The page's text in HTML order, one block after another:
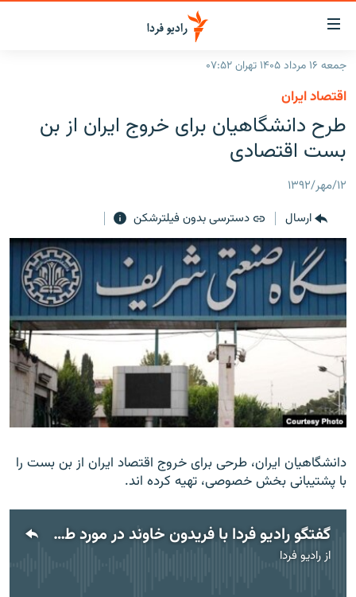
لینک‌های
قابلیت
دسترسی
بازگشت
منوی
اصلی
رفتن
صفحه
جستجو
ایران
جهان
برنامه‌های رادیویی
فرکانس‌ها
پادکست
چندرسانه‌ای
گزارش‌های تصویری
گزارش‌های ویدئویی
زنان فردا
English
به ما بپیوندید
جمعه ۱۶ مرداد ۱۴۰۵ تهران ۰۷:۵۲
اقتصاد ایران
طرح دانشگاهیان برای خروج ايران از بن
بست اقتصادی
۱۲/مهر/۱۳۹۲
ارسال
دسترسی بدون فیلترشکن
دانشگاهيان ايران، طرحی برای خروج اقتصاد ايران از بن بست را
با پشتيبانی بخش خصوصی، تهيه کرده اند.
گفتگو رادیو فردا با فریدون خاوند در مورد طرح اقتصادی دانشگاهیان
ازرادیو فردا